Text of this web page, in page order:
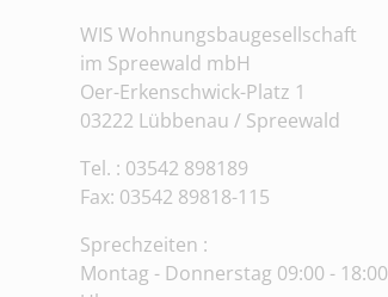
WIS Wohnungsbaugesellschaft
im Spreewald mbH
Oer-Erkenschwick-Platz 1
03222 Lübbenau / Spreewald
Tel. : 03542 898189
Fax: 03542 89818-115
Sprechzeiten :
Montag - Donnerstag 09:00 - 18:00